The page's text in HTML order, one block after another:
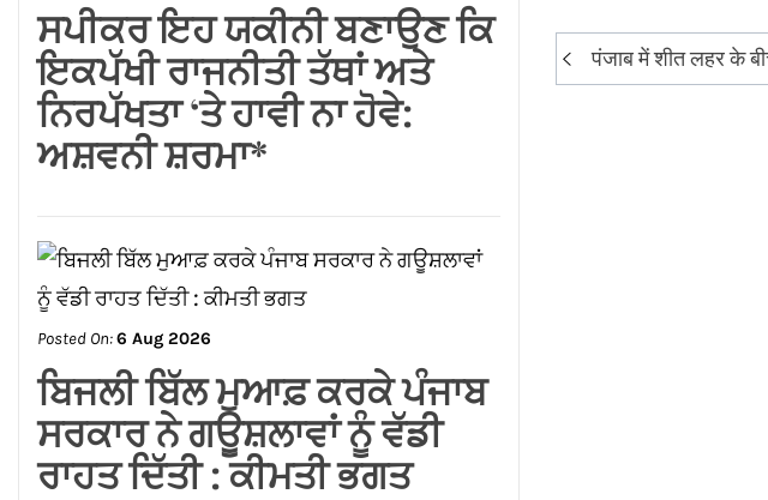
Post
navigation
पंजाब में शीत लहर के
ਸਪੀਕਰ ਇਹ ਯਕੀਨੀ ਬਣਾਉਣ ਕਿ
ਇਕਪੱਖੀ ਰਾਜਨੀਤੀ ਤੱਥਾਂ ਅਤੇ
ਨਿਰਪੱਖਤਾ ‘ਤੇ ਹਾਵੀ ਨਾ ਹੋਵੇ:
ਅਸ਼ਵਨੀ ਸ਼ਰਮਾ*
Posted On:6 Aug 2026
ਬਿਜਲੀ ਬਿੱਲ ਮੁਆਫ਼ ਕਰਕੇ ਪੰਜਾਬ
ਸਰਕਾਰ ਨੇ ਗਊਸ਼ਲਾਵਾਂ ਨੂੰ ਵੱਡੀ
ਰਾਹਤ ਦਿੱਤੀ : ਕੀਮਤੀ ਭਗਤ